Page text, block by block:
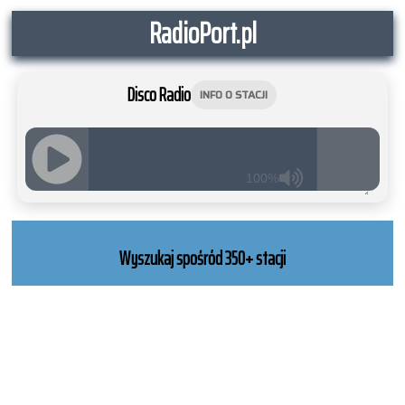
RadioPort.pl
Disco Radio INFO O STACJI
100%
RADIO
WORDPRESS
Wyszukaj spośród 350+ stacji